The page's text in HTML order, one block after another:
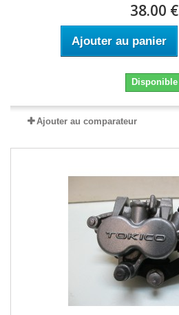
38.00 €
Ajouter au panier
Disponible
Ajouter au comparateur